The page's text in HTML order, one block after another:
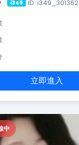
i349 ID: i349_301362
立即進入
中